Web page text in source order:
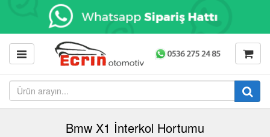
Bmw X1 İnterkol Hortumu